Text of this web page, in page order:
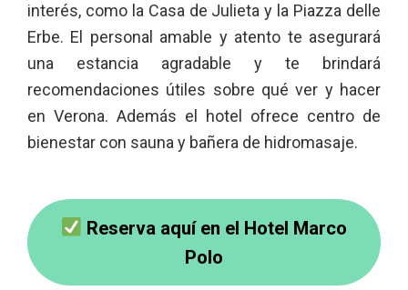
interés, como la Casa de Julieta y la Piazza delle
Erbe. El personal amable y atento te asegurará
una estancia agradable y te brindará
recomendaciones útiles sobre qué ver y hacer
en Verona. Además el hotel ofrece centro de
bienestar con sauna y bañera de hidromasaje.
Reserva aquí en el Hotel Marco
Polo